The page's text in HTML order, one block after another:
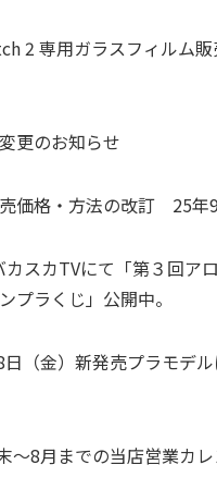
2 専用ガラスフィルム
更のお知らせ
価格・方法の改訂 25年
スカTVにて「第３回ア
プラくじ」公開中。
（金）新発売プラモデ
～8月までの当店営業カレ